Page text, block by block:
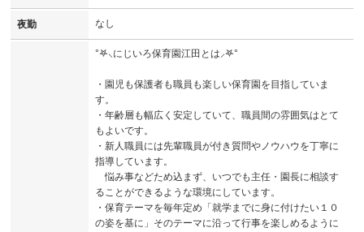
夜勤 なし
°𖤐⸜にじいろ保育園江田とは⸝𖤐°
・園児も保護者も職員も楽しい保育園を目指していま
す。
・年齢層も幅広く安定していて、職員間の雰囲気はとて
もよいです。
・新人職員には先輩職員が付き質問やノウハウを丁寧に
指導しています。
悩み事などため込まず、いつでも主任・園長に相談す
ることができるような環境にしています。
・保育テーマを毎年定め「就学までに身に付けたい１０
の姿を基に」そのテーマに沿って行事を楽しめるように